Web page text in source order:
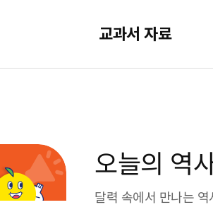
교과서 자료
오늘의 역
달력 속에서 만나는